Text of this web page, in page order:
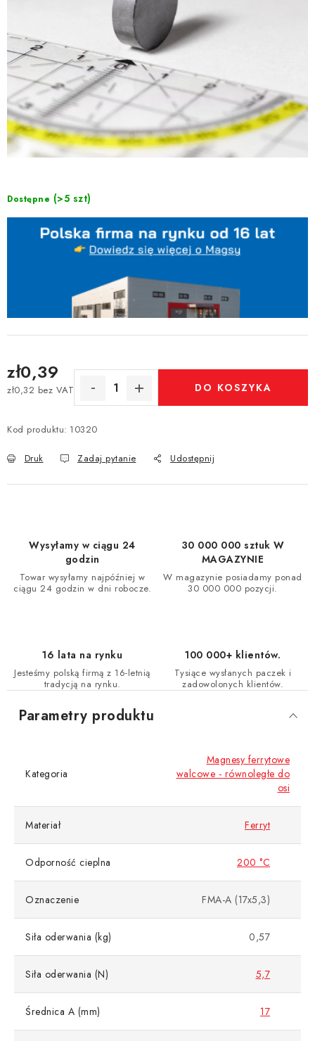
Dostępne (>5 szt)
zł0,39
zł0,32 bez VAT
Cena jednostkowa:
DO KOSZYKA
Kod produktu: 10320
Druk Zadaj pytanie Udostępnij
Wysyłamy w ciągu 24
godzin
Towar wysyłamy najpóźniej w
ciągu 24 godzin w dni robocze.
30 000 000 sztuk W
MAGAZYNIE
W magazynie posiadamy ponad
30 000 000 pozycji.
16 lata na rynku
Jesteśmy polską firmą z 16-letnią
tradycją na rynku.
100 000+ klientów.
Tysiące wysłanych paczek i
zadowolonych klientów.
Parametry produktu
Kategoria
Magnesy ferrytowe
walcowe - równoległe do
osi
Materiał Ferryt
Odporność cieplna 200 °C
Oznaczenie FMA-A (17x5,3)
Siła oderwania (kg) 0,57
Siła oderwania (N) 5,7
Średnica A (mm) 17